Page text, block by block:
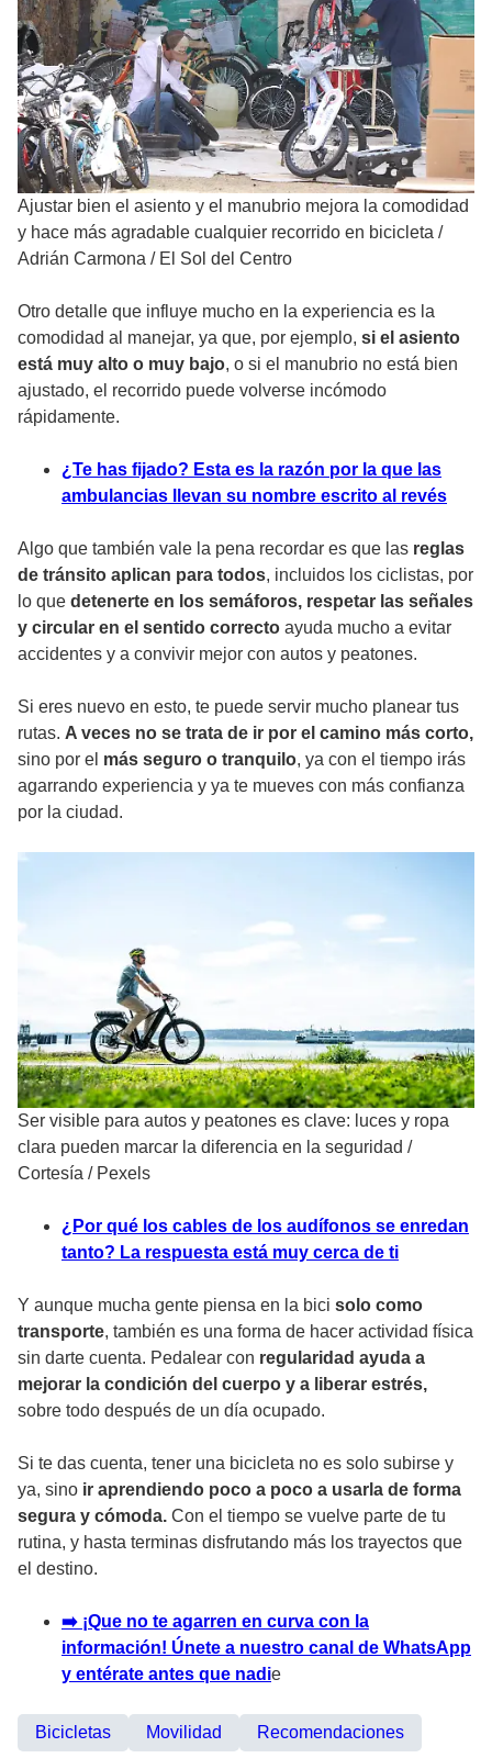
Ajustar bien el asiento y el manubrio mejora la comodidad
y hace más agradable cualquier recorrido en bicicleta /
Adrián Carmona / El Sol del Centro
Otro detalle que influye mucho en la experiencia es la
comodidad al manejar, ya que, por ejemplo, si el asiento
está muy alto o muy bajo, o si el manubrio no está bien
ajustado, el recorrido puede volverse incómodo
rápidamente.
¿Te has fijado? Esta es la razón por la que las
ambulancias llevan su nombre escrito al revés
Algo que también vale la pena recordar es que las reglas
de tránsito aplican para todos, incluidos los ciclistas, por
lo que detenerte en los semáforos, respetar las señales
y circular en el sentido correcto ayuda mucho a evitar
accidentes y a convivir mejor con autos y peatones.
Si eres nuevo en esto, te puede servir mucho planear tus
rutas. A veces no se trata de ir por el camino más corto,
sino por el más seguro o tranquilo, ya con el tiempo irás
agarrando experiencia y ya te mueves con más confianza
por la ciudad.
Ser visible para autos y peatones es clave: luces y ropa
clara pueden marcar la diferencia en la seguridad /
Cortesía / Pexels
¿Por qué los cables de los audífonos se enredan
tanto? La respuesta está muy cerca de ti
Y aunque mucha gente piensa en la bici solo como
transporte, también es una forma de hacer actividad física
sin darte cuenta. Pedalear con regularidad ayuda a
mejorar la condición del cuerpo y a liberar estrés,
sobre todo después de un día ocupado.
Si te das cuenta, tener una bicicleta no es solo subirse y
ya, sino ir aprendiendo poco a poco a usarla de forma
segura y cómoda. Con el tiempo se vuelve parte de tu
rutina, y hasta terminas disfrutando más los trayectos que
el destino.
➡️ ¡Que no te agarren en curva con la
información! Únete a nuestro canal de WhatsApp
y entérate antes que nadie
Bicicletas Movilidad Recomendaciones